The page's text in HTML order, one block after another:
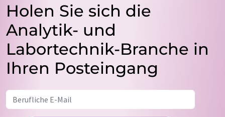
Holen Sie sich die
Analytik- und
Labortechnik-Branche in
Ihren Posteingang